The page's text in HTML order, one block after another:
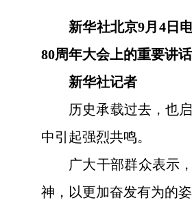
新华社北京9月4日
80周年大会上的重要讲
新华社记者
历史承载过去，也
中引起强烈共鸣。
广大干部群众表示
神，以更加奋发有为的